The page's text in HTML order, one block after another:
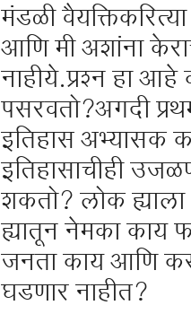
मंडळी वैयक्तिकरित्या
आणि मी अशांना
नाहीये.प्रश्न हा आहे
पसरवतो?अगदी
इतिहास अभ्यासक
इतिहासाचीही
शकतो? लोक
ह्यातून नेमका काय
जनता काय आणि कसे
घडणार नाहीत?